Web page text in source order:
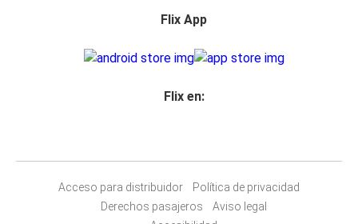
Sevilla
Guarda
Oporto
Flix App
Flix en:
Acceso para distribuidor
Política de privacidad
Derechos pasajeros
Aviso legal